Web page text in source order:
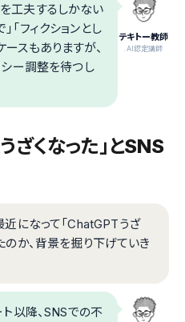
テキトー教師
.AI認定講師
工夫するしかない
「フィクションとし
スもありますが、
ー調整を待つし
ざくなった」とSNS
近になって「ChatGPTうざ
のか、背景を掘り下げていき
以降、SNSでの不